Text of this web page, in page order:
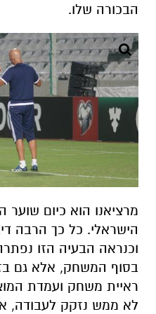
הבכורה שלו.
מרציאנו הוא כיום שוער
הישראלי. כל כך הרבה
וכנראה הבעיה הזו
בסוף המשחק, אלא גם
ראיית משחק ועמדת
לא ממש נזקק לעבודה,